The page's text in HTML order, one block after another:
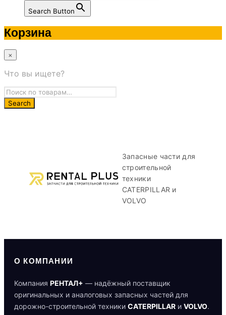
Search Button
Корзина
×
Что вы ищете?
Запасные части для
строительной
техники
CATERPILLAR и
VOLVO
О КОМПАНИИ
Компания РЕНТАЛ+ — надёжный поставщик
оригинальных и аналоговых запасных частей для
дорожно-строительной техники CATERPILLAR и VOLVO.